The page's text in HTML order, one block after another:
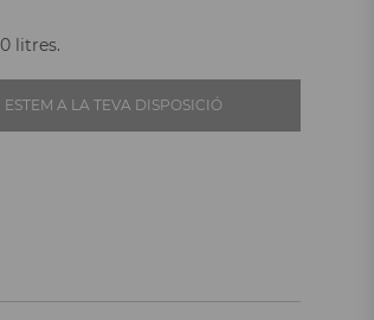
litres.
ESTEM A LA TEVA DISPOSICIÓ